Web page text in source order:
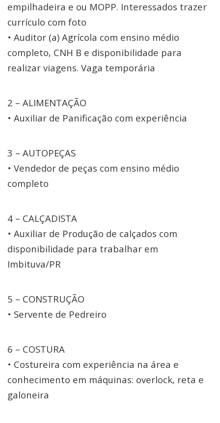
empilhadeira e ou MOPP. Interessados trazer
currículo com foto
• Auditor (a) Agrícola com ensino médio
completo, CNH B e disponibilidade para
realizar viagens. Vaga temporária
2 – ALIMENTAÇÃO
• Auxiliar de Panificação com experiência
3 – AUTOPEÇAS
• Vendedor de peças com ensino médio
completo
4 – CALÇADISTA
• Auxiliar de Produção de calçados com
disponibilidade para trabalhar em
Imbituva/PR
5 – CONSTRUÇÃO
• Servente de Pedreiro
6 – COSTURA
• Costureira com experiência na área e
conhecimento em máquinas: overlock, reta e
galoneira